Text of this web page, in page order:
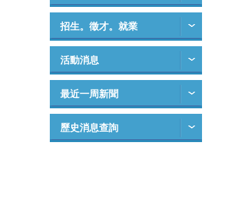
招生。徵才。就業
活動消息
最近一周新聞
歷史消息查詢